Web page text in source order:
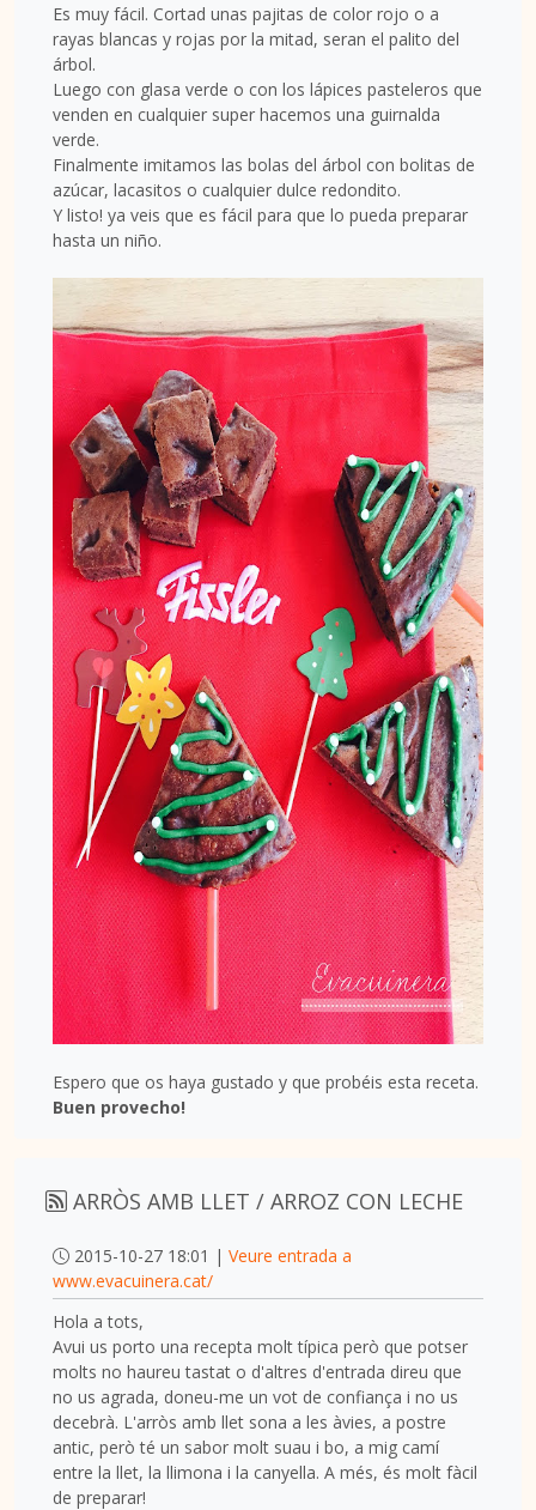
Es muy fácil. Cortad unas pajitas de color rojo o a
rayas blancas y rojas por la mitad, seran el palito del
árbol.
Luego con glasa verde o con los lápices pasteleros que
venden en cualquier super hacemos una guirnalda
verde.
Finalmente imitamos las bolas del árbol con bolitas de
azúcar, lacasitos o cualquier dulce redondito.
Y listo! ya veis que es fácil para que lo pueda preparar
hasta un niño.
Espero que os haya gustado y que probéis esta receta.
Buen provecho!
ARRÒS AMB LLET / ARROZ CON LECHE
2015-10-27 18:01 | Veure entrada a
www.evacuinera.cat/
Hola a tots,
Avui us porto una recepta molt típica però que potser
molts no haureu tastat o d'altres d'entrada direu que
no us agrada, doneu-me un vot de confiança i no us
decebrà. L'arròs amb llet sona a les àvies, a postre
antic, però té un sabor molt suau i bo, a mig camí
entre la llet, la llimona i la canyella. A més, és molt fàcil
de preparar!